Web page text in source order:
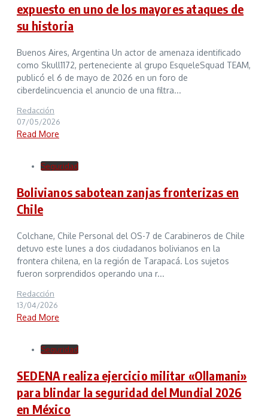
expuesto en uno de los mayores ataques de
su historia
Buenos Aires, Argentina Un actor de amenaza identificado
como Skull1172, perteneciente al grupo EsqueleSquad TEAM,
publicó el 6 de mayo de 2026 en un foro de
ciberdelincuencia el anuncio de una filtra...
Redacción
07/05/2026
Read More
Seguridad
Bolivianos sabotean zanjas fronterizas en
Chile
Colchane, Chile Personal del OS-7 de Carabineros de Chile
detuvo este lunes a dos ciudadanos bolivianos en la
frontera chilena, en la región de Tarapacá. Los sujetos
fueron sorprendidos operando una r...
Redacción
13/04/2026
Read More
Seguridad
SEDENA realiza ejercicio militar «Ollamani»
para blindar la seguridad del Mundial 2026
en México